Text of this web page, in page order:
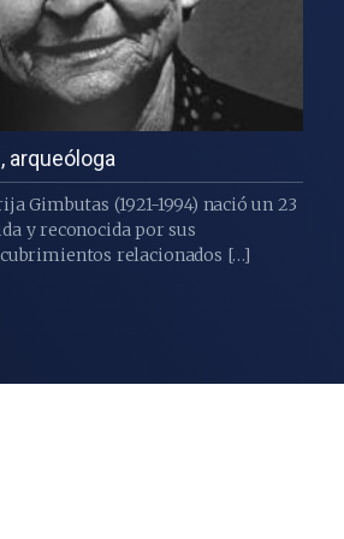
arqueóloga
Gimbutas (1921-1994) nació un 23
y reconocida por sus
relacionados […]